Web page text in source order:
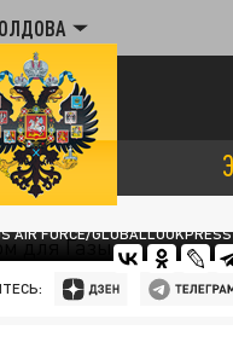
AIR FORCE/GLOBALLOOKPRESS